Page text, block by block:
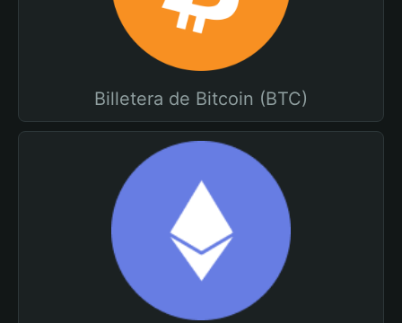
Billetera de Bitcoin (BTC)